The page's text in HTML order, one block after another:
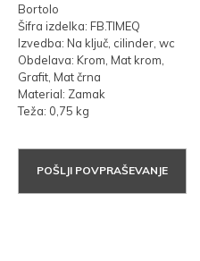
Bortolo
Šifra izdelka: FB.TIMEQ
Izvedba: Na ključ, cilinder, wc
Obdelava: Krom, Mat krom,
Grafit, Mat črna
Material: Zamak
Teža: 0,75 kg
POŠLJI POVPRAŠEVANJE